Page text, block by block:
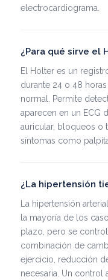
electrocardiograma.
¿Para qué sirve el
El Holter es un
durante 24 o 48
normal. Permite
aparecen en un ECG
auricular, bloqueos o
síntomas como
¿La hipertensión
La hipertensión
la mayoría de los
plazo, pero se
combinación de
ejercicio, reducción
necesaria. Un control